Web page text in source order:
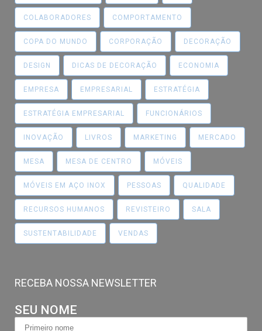
COLABORADORES COMPORTAMENTO
COPA DO MUNDO CORPORAÇÃO DECORAÇÃO
DESIGN DICAS DE DECORAÇÃO ECONOMIA
EMPRESA EMPRESARIAL ESTRATÉGIA
ESTRATÉGIA EMPRESARIAL FUNCIONÁRIOS
INOVAÇÃO LIVROS MARKETING MERCADO
MESA MESA DE CENTRO MÓVEIS
MÓVEIS EM AÇO INOX PESSOAS QUALIDADE
RECURSOS HUMANOS REVISTEIRO SALA
SUSTENTABILIDADE VENDAS
RECEBA NOSSA NEWSLETTER
SEU NOME